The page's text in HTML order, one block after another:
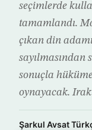
seçimlerde
tamamlandı.
çıkan din
sayılmasından
sonuçla
oynayacak. Irak
Şarkul Avsat